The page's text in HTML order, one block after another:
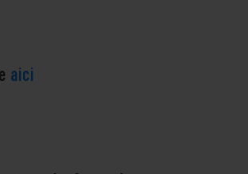
aici